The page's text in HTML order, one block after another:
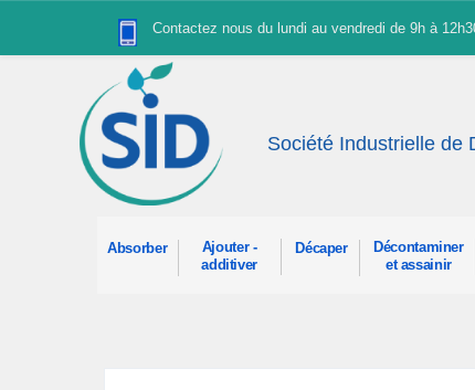
Contactez nous du lundi au vendredi de 9h à
Société Industrielle de
Absorber
Ajouter -
additiver
Décaper
Décontaminer
et assainir